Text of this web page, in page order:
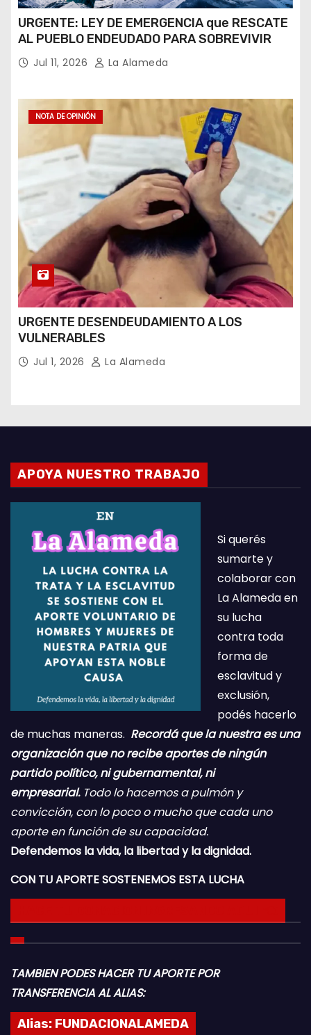
URGENTE: LEY DE EMERGENCIA que RESCATE
AL PUEBLO ENDEUDADO PARA SOBREVIVIR
Jul 11, 2026 La Alameda
NOTA DE OPINIÓN
URGENTE DESENDEUDAMIENTO A LOS
VULNERABLES
Jul 1, 2026 La Alameda
APOYA NUESTRO TRABAJO
Si querés
sumarte y
colaborar con
La Alameda en
su lucha
contra toda
forma de
esclavitud y
exclusión,
podés hacerlo
de muchas maneras. Recordá que la nuestra es una
organización que no recibe aportes de ningún
partido político, ni gubernamental, ni
empresarial.Todo lo hacemos a pulmón y
convicción, con lo poco o mucho que cada uno
aporte en función de su capacidad.
Defendemos la vida, la libertad y la dignidad.
CON TU APORTE SOSTENEMOS ESTA LUCHA
TAMBIEN PODES HACER TU APORTE POR
TRANSFERENCIA AL ALIAS:
Alias: FUNDACIONALAMEDA